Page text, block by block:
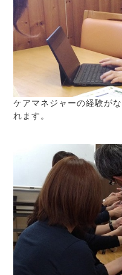
ケアマネジャーの経験が
れます。